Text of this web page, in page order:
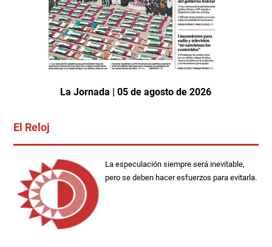
La Jornada | 05 de agosto de 2026
El Reloj
La especulación siempre será inevitable,
pero se deben hacer esfuerzos para evitarla.